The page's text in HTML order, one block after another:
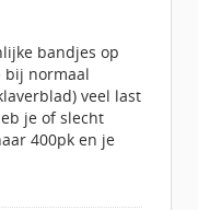
bandjes op
bij normaal
veel last
je of slecht
400pk en je